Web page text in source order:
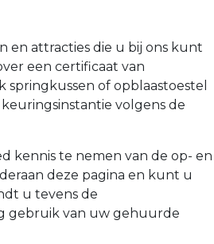
en attracties die u bij ons kunt
een certificaat van
of opblaastoestel
volgens de
kennis te nemen van de op- en
deze pagina en kunt u
u tevens de
gebruik van uw gehuurde